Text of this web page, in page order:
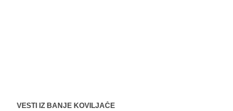
VESTI IZ BANJE KOVILJAČE